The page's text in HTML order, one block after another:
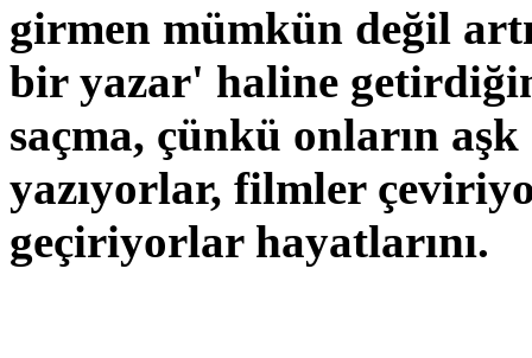
girmen mümkün değil
bir yazar' haline
saçma, çünkü onların
yazıyorlar, filmler
geçiriyorlar hayatlarını.